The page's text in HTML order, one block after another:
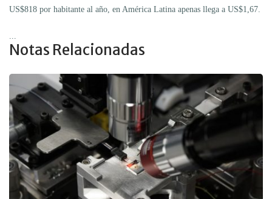
US$818 por habitante al año, en América Latina apenas llega a US$1,67.
Notas Relacionadas